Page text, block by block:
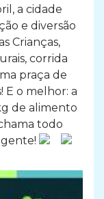
a cidade
e diversão
Crianças,
corrida
praça de
E o melhor: a
de alimento
todo